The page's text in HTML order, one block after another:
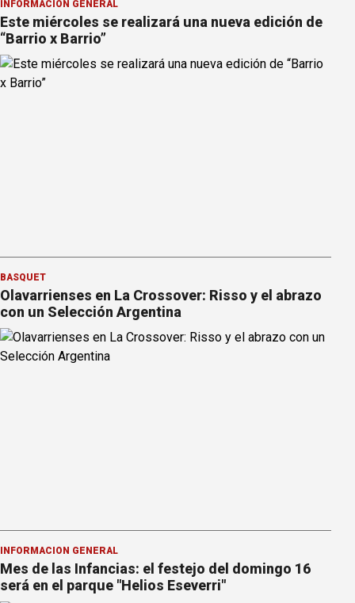
INFORMACION GENERAL
Este miércoles se realizará una nueva edición de
“Barrio x Barrio”
BÁSQUET
Olavarrienses en La Crossover: Risso y el abrazo
con un Selección Argentina
INFORMACION GENERAL
Mes de las Infancias: el festejo del domingo 16
será en el parque "Helios Eseverri"